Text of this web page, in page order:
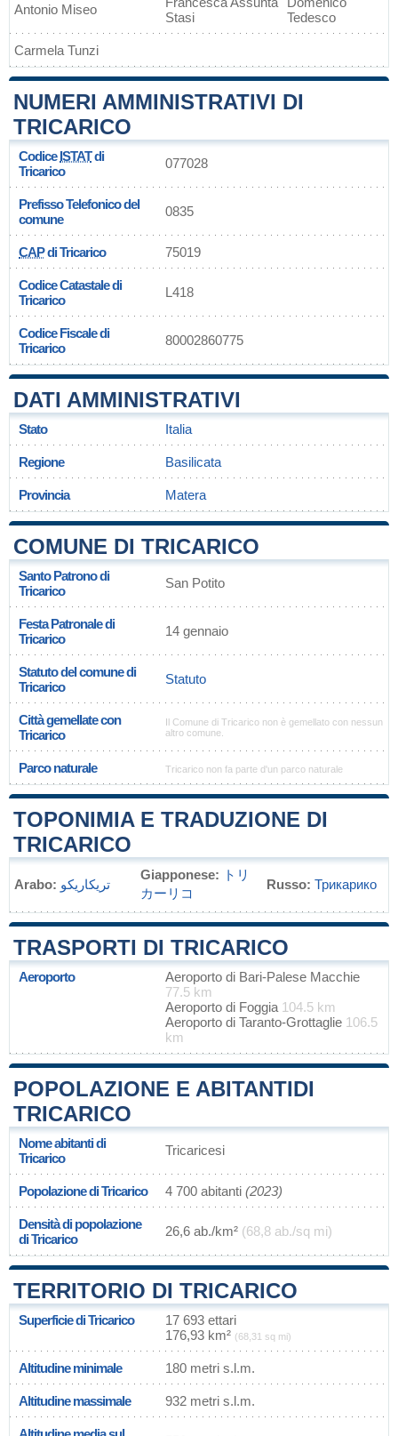
Antonio Miseo
Stasi
Tedesco
Carmela Tunzi
NUMERI AMMINISTRATIVI DI
TRICARICO
CodiceISTATdi
Tricarico
077028
Prefisso Telefonico del
comune
0835
CAPdi Tricarico 75019
Codice Catastale di
Tricarico
L418
Codice Fiscale di
Tricarico
80002860775
DATI AMMINISTRATIVI
Stato Italia
Regione Basilicata
Provincia Matera
COMUNE DI TRICARICO
Santo Patrono di
Tricarico
San Potito
Festa Patronale di
Tricarico
14 gennaio
Statuto del comune di
Tricarico
Statuto
Città gemellate con
Tricarico
Il Comune di Tricarico non è gemellato con nessun
altro comune.
Parco naturale Tricarico non fa parte d'un parco naturale
TOPONIMIA E TRADUZIONE DI
TRICARICO
Arabo: تريكاريكو
Giapponese: トリ
カーリコ
Russo: Трикарико
TRASPORTI DI TRICARICO
Aeroporto
Aeroporto di Bari-Palese Macchie
77.5 km
Aeroporto di Foggia 104.5 km
Aeroporto di Taranto-Grottaglie 106.5
km
POPOLAZIONE E ABITANTIDI
TRICARICO
Nome abitanti di
Tricarico
Tricaricesi
Popolazione di Tricarico 4 700 abitanti (2023)
Densità di popolazione
di Tricarico
26,6 ab./km² (68,8 ab./sq mi)
TERRITORIO DI TRICARICO
Superficie di Tricarico
17 693 ettari
176,93 km² (68,31 sq mi)
Altitudine minimale 180 metri s.l.m.
Altitudine massimale 932 metri s.l.m.